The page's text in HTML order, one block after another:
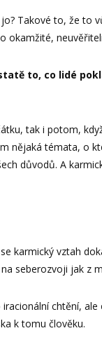
Takové to, že to
okamžité,
to, co lidé
tak i potom,
nějaká témata, o
důvodů. A
karmický vztah
seberozvoji jak z
chtění, ale
k tomu člověku.